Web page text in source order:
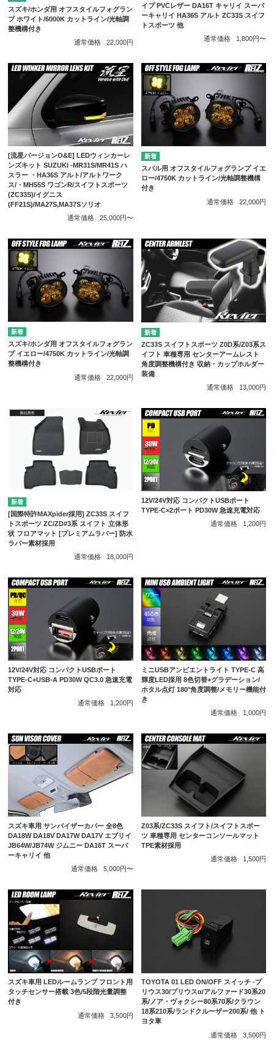
スズキ/ホンダ用 オフスタイルフォグラン
プ ホワイト/6000K カットライン/光軸調
整機構付き
通常価格
22,000円
イプ PVCレザー DA16T キャリイ スーパ
ーキャリイ HA36S アルト ZC33S スイフ
トスポーツ 他
通常価格
1,800円〜
[流星バージョンO&E] LEDウィンカーレ
ンズキット SUZUKI -MR31S/MR41S ハ
スラー ・HA36S アルト/アルトワーク
ス/・MH55S ワゴンR/スイフトスポーツ
(ZC33S)/イグニス
(FF21S)/MA27S,MA37Sソリオ
通常価格
25,000円〜
スバル用 オフスタイルフォグランプ イエ
ロー/4750K カットライン/光軸調整機構
付き
通常価格
22,000円
スズキ/ホンダ用 オフスタイルフォグラン
プ イエロー/4750K カットライン/光軸調
整機構付き
通常価格
22,000円
ZC33S スイフトスポーツ Z0D系/Z03系ス
イフト 車種専用 センターアームレスト
角度調整機構付き 収納・カップホルダー
装備
通常価格
13,000円
[国際特許MAXpider採用] ZC33S スイフ
トスポーツ ZC/ZD#3系 スイフト 立体形
状 フロアマット [プレミアムラバー] 防水
ラバー素材採用
通常価格
18,000円
12V/24V対応 コンパクトUSBポート
TYPE-C×2ポート PD30W 急速充電対応
通常価格
1,200円
12V/24V対応 コンパクトUSBポート
TYPE-C+USB-A PD30W QC3.0 急速充電
対応
通常価格
1,200円
ミニUSBアンビエントライト TYPE-C 高
輝度LED採用 8色切替+グラデーション/
ホタル点灯 180°角度調整/メモリー機能付
き
通常価格
1,000円
スズキ車用 サンバイザーカバー 全8色
DA18W DA18V DA17W DA17V エブリイ
JB64W/JB74W ジムニー DA16T スーパ
ーキャリイ 他
通常価格
5,000円〜
Z03系/ZC33S スイフト/スイフトスポー
ツ 車種専用 センターコンソールマット
TPE素材採用
通常価格
1,500円
スズキ車用 LEDルームランプ フロント用
タッチセンサー搭載 3色/5段階光量調整
付き
通常価格
3,500円
TOYOTA 01 LED ON/OFF スイッチ -プ
リウス30/プリウスα/アルファード30系20
系/ノア・ヴォクシー80系70系/クラウン
18系210系/ランドクルーザー200系/ 他 ト
ヨタ車
通常価格
3,500円